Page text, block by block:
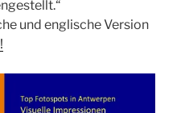
und englische Version